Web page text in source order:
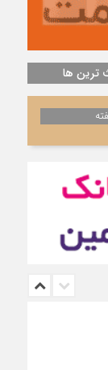
ترین ها